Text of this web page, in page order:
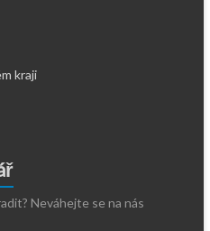
kraji
Neváhejte se na nás